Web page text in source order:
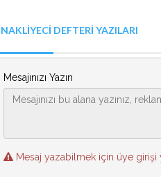
NAKLIYECI DEFTERI YAZILARI
Mesajınızı Yazın
Mesaj yazabilmek için üye girişi